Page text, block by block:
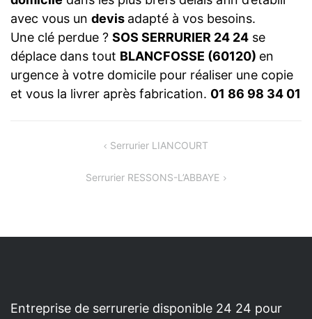
avec vous un devis adapté à vos besoins.
Une clé perdue ? SOS SERRURIER 24 24 se
déplace dans tout BLANCFOSSE (60120) en
urgence à votre domicile pour réaliser une copie
et vous la livrer après fabrication. 01 86 98 34 01
Serrurier LIANCOURT
Serrurier RESSONS-L’ABBAYE
Entreprise de serrurerie disponible 24 24 pour